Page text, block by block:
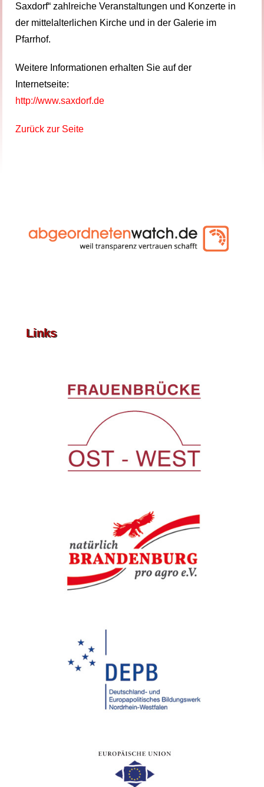
Saxdorf“ zahlreiche Veranstaltungen und Konzerte in
der mittelalterlichen Kirche und in der Galerie im
Pfarrhof.
Weitere Informationen erhalten Sie auf der
Internetseite:
http://www.saxdorf.de
Zurück zur Seite
Links